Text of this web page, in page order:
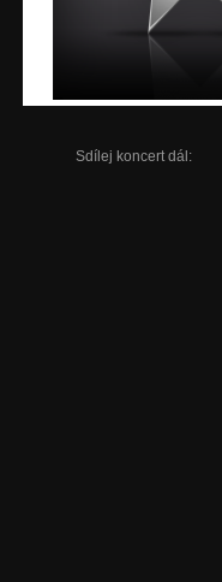
Sdílej koncert dál: